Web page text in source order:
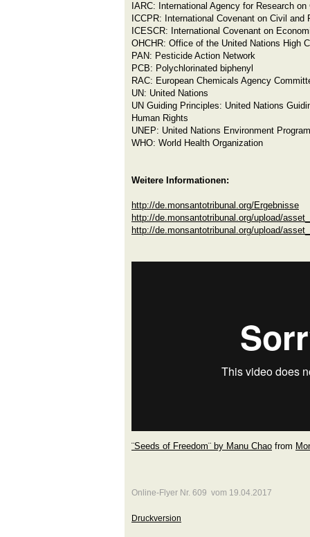
IARC: International Agency for Research on
ICCPR: International Covenant on Civil and
ICESCR: International Covenant on
OHCHR: Office of the United Nations High
PAN: Pesticide Action Network
PCB: Polychlorinated biphenyl
RAC: European Chemicals Agency
UN: United Nations
UN Guiding Principles: United Nations
Human Rights
UNEP: United Nations Environment
WHO: World Health Organization
Weitere Informationen:
http://de.monsantotribunal.org/Ergebnisse
http://de.monsantotribunal.org/upload/
http://de.monsantotribunal.org/upload/
¨Seeds of Freedom¨ by Manu Chao from
Online-Flyer Nr. 609 vom 19.04.2017
Druckversion